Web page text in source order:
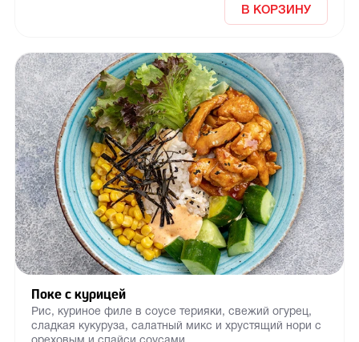
В КОРЗИНУ
Поке с курицей
Рис, куриное филе в соусе терияки, свежий огурец,
сладкая кукуруза, салатный микс и хрустящий нори с